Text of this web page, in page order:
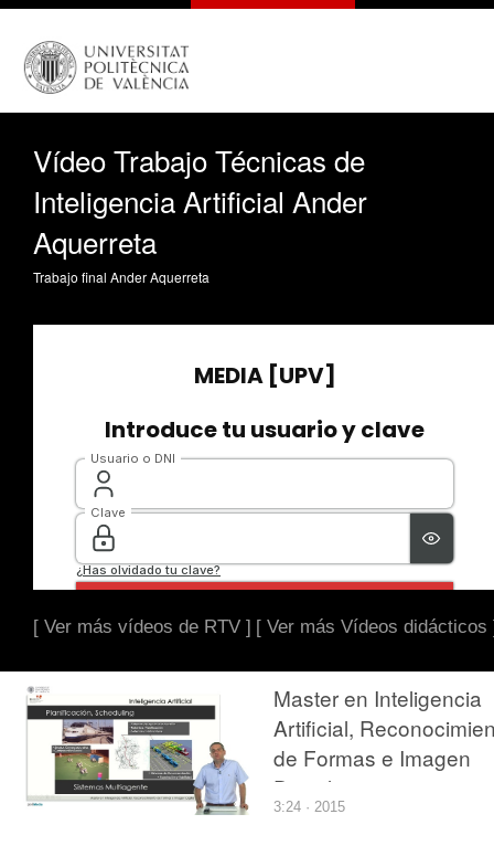
Vídeo Trabajo Técnicas de
Inteligencia Artificial Ander
Aquerreta
Trabajo final Ander Aquerreta
[ Ver más vídeos de RTV ] [ Ver más Vídeos didácticos
Master en Inteligencia
Artificial,
de Formas e Imagen
Digital
3:24 · 2015